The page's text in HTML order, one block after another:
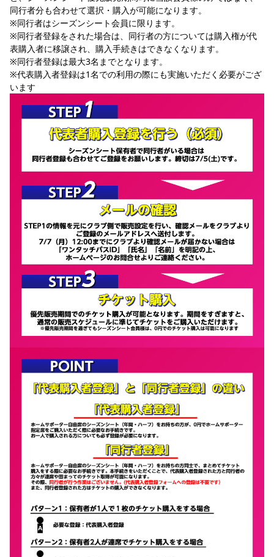
同行者分も合わせて選択・購入が可能になります。
※同行者はシーズンシート会員に限ります。
※同行者登録をされた場合は、同行者の方については購入権が代
表購入者に移譲され、購入手続きはできなくなります。
※同行者登録は最大3名までとなります。
※代表購入者登録は1名での利用の際にも実施いただく必要がござ
います